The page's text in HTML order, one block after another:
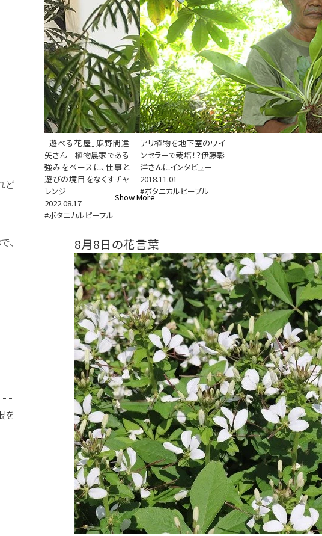
ど
、
を
「遊べる花屋」麻野間達
矢さん｜植物農家である
強みをベースに、仕事と
遊びの境目をなくすチャ
レンジ
2022.08.17
#ボタニカルピープル
アリ植物を地下室のワイ
ンセラーで栽培！？伊藤彰
洋さんにインタビュー
2018.11.01
#ボタニカルピープル
Show More
8月8日の花言葉